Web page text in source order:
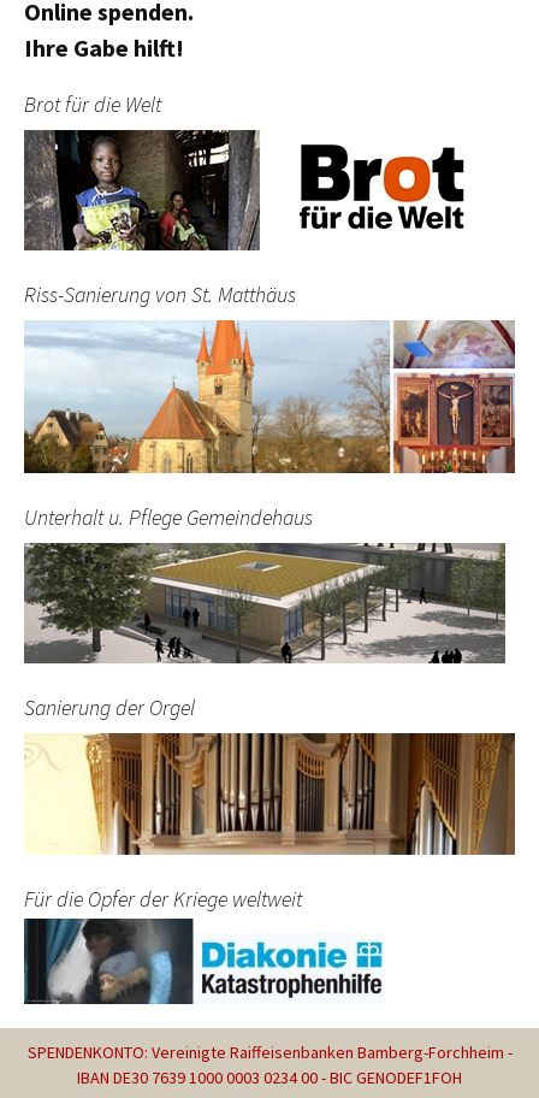
Online spenden.
Ihre Gabe hilft!
Brot für die Welt
Riss-Sanierung von St. Matthäus
Unterhalt u. Pflege Gemeindehaus
Sanierung der Orgel
Für die Opfer der Kriege weltweit
SPENDENKONTO: Vereinigte Raiffeisenbanken Bamberg-Forchheim -
IBAN DE30 7639 1000 0003 0234 00 - BIC GENODEF1FOH